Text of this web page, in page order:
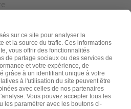
de médecin : en cas
main, un café très fort et
Pincer le nez à chaque
tasse !), petite inspiration,